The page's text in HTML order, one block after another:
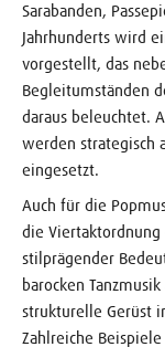
Sarabanden,
Jahrhunderts wird
vorgestellt, das
Begleitumständen
daraus beleuchtet.
werden strategisch
eingesetzt.
Auch für die
die Viertaktordnung
stilprägender
barocken
strukturelle Gerüst
Zahlreiche